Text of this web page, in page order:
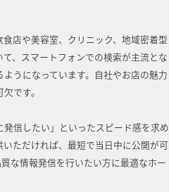
店や美容室、クリニック、地域密着型
、スマートフォンでの検索が主流とな
うになっています。自社やお店の魅力
です。
信したい」といったスピード感を求め
ただければ、最短で当日中に公開が可
な情報発信を行いたい方に最適なホー